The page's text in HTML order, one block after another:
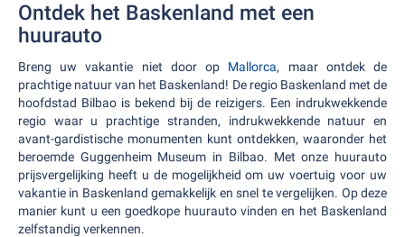
Ontdek het Baskenland met een
huurauto
Breng uw vakantie niet door op Mallorca, maar ontdek de
prachtige natuur van het Baskenland! De regio Baskenland met de
hoofdstad Bilbao is bekend bij de reizigers. Een indrukwekkende
regio waar u prachtige stranden, indrukwekkende natuur en
avant-gardistische monumenten kunt ontdekken, waaronder het
beroemde Guggenheim Museum in Bilbao. Met onze huurauto
prijsvergelijking heeft u de mogelijkheid om uw voertuig voor uw
vakantie in Baskenland gemakkelijk en snel te vergelijken. Op deze
manier kunt u een goedkope huurauto vinden en het Baskenland
zelfstandig verkennen.